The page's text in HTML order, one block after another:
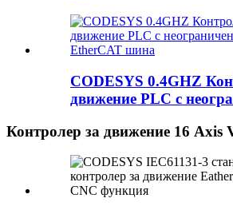
CODESYS 0.4GHZ
движение PLC с
Контролер за движение 16 Axis